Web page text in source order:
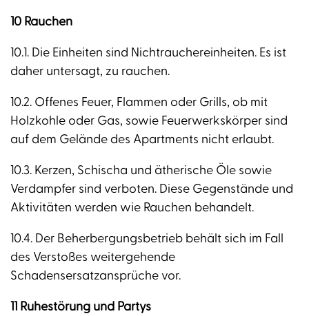
10 Rauchen
10.1. Die Einheiten sind Nichtrauchereinheiten. Es ist
daher untersagt, zu rauchen.
10.2. Offenes Feuer, Flammen oder Grills, ob mit
Holzkohle oder Gas, sowie Feuerwerkskörper sind
auf dem Gelände des Apartments nicht erlaubt.
10.3. Kerzen, Schischa und ätherische Öle sowie
Verdampfer sind verboten. Diese Gegenstände und
Aktivitäten werden wie Rauchen behandelt.
10.4. Der Beherbergungsbetrieb behält sich im Fall
des Verstoßes weitergehende
Schadensersatzansprüche vor.
11 Ruhestörung und Partys